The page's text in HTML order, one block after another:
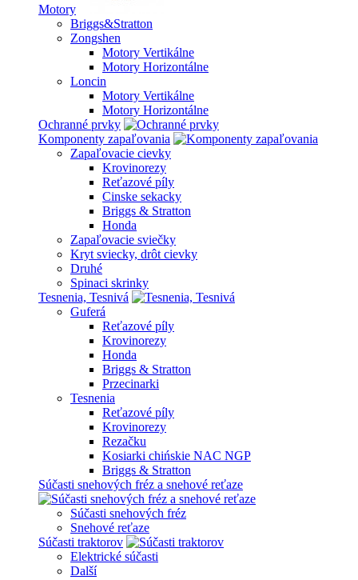
Motory
Briggs&Stratton
Zongshen
Motory Vertikálne
Motory Horizontálne
Loncin
Motory Vertikálne
Motory Horizontálne
Ochranné prvky
Komponenty zapaľovania
Zapaľovacie cievky
Krovinorezy
Reťazové píly
Cinske sekacky
Briggs & Stratton
Honda
Zapaľovacie sviečky
Kryt sviecky, drôt cievky
Druhé
Spinaci skrinky
Tesnenia, Tesnivá
Guferá
Reťazové píly
Krovinorezy
Honda
Briggs & Stratton
Przecinarki
Tesnenia
Reťazové píly
Krovinorezy
Rezačku
Kosiarki chińskie NAC NGP
Briggs & Stratton
Súčasti snehových fréz a snehové reťaze
Súčasti snehových fréz
Snehové reťaze
Súčasti traktorov
Elektrické súčasti
Další